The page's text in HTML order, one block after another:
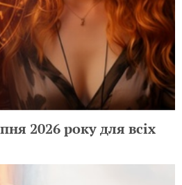
2026 року для всіх